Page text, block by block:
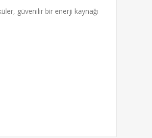
güvenilir bir enerji kaynağı